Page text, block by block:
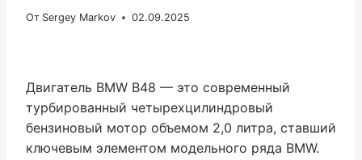
От Sergey Markov 02.09.2025
Двигатель BMW B48 — это современный
турбированный четырехцилиндровый
бензиновый мотор объемом 2,0 литра, ставший
ключевым элементом модельного ряда BMW.